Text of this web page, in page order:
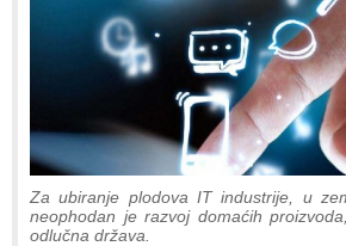
Za ubiranje plodova IT industrije, u
neophodan je razvoj domaćih
odlučna država.